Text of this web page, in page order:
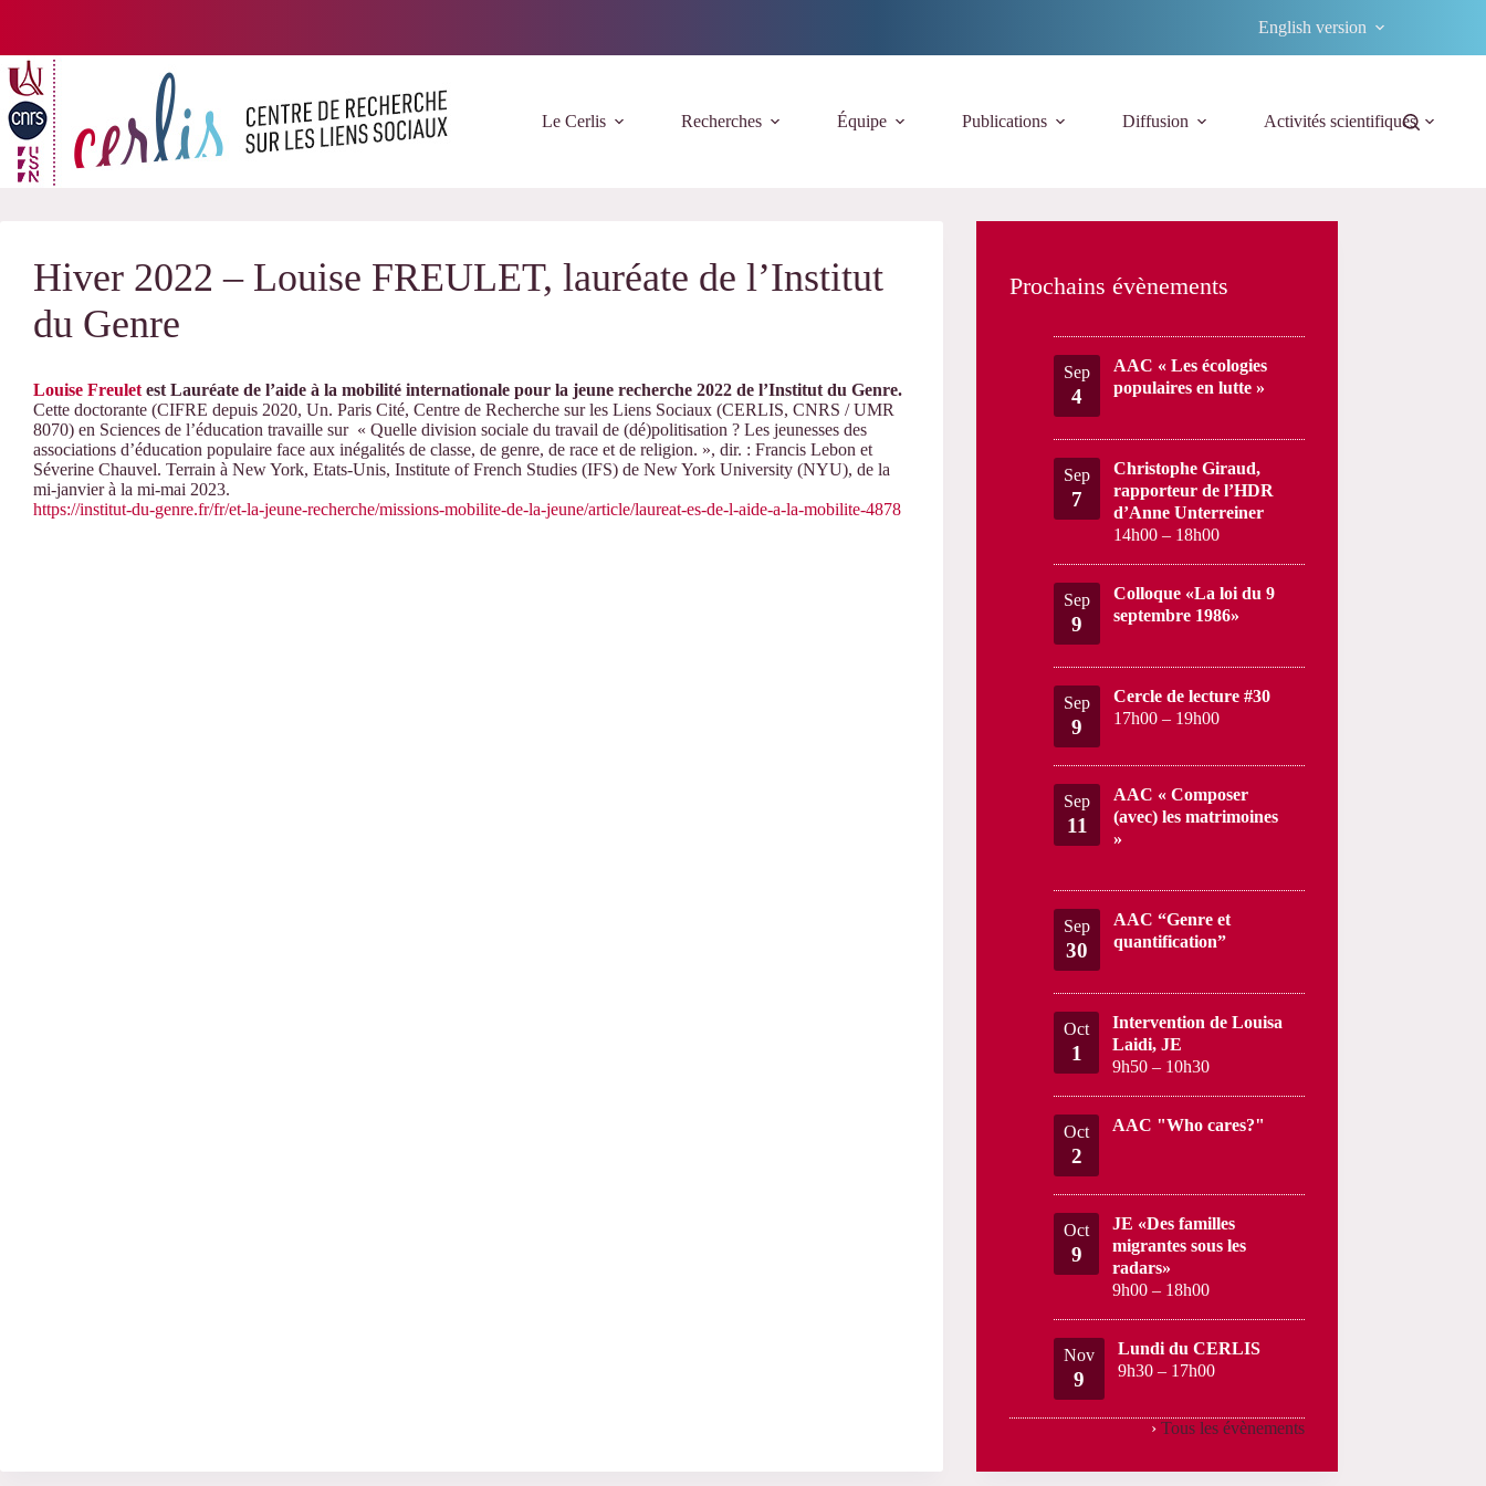
English version
Le Cerlis Recherches Équipe Publications Diffusion Activités scientifiques
Hiver 2022 – Louise FREULET, lauréate de l’Institut
du Genre
Louise Freulet est Lauréate de l’aide à la mobilité internationale pour la jeune recherche 2022 de l’Institut du Genre.
Cette doctorante (CIFRE depuis 2020, Un. Paris Cité, Centre de Recherche sur les Liens Sociaux (CERLIS, CNRS / UMR
8070) en Sciences de l’éducation travaille sur « Quelle division sociale du travail de (dé)politisation ? Les jeunesses des
associations d’éducation populaire face aux inégalités de classe, de genre, de race et de religion. », dir. : Francis Lebon et
Séverine Chauvel. Terrain à New York, Etats-Unis, Institute of French Studies (IFS) de New York University (NYU), de la
mi-janvier à la mi-mai 2023.
https://institut-du-genre.fr/fr/et-la-jeune-recherche/missions-mobilite-de-la-jeune/article/laureat-es-de-l-aide-a-la-mobilite-4878
Prochains évènements
Sep
4
AAC « Les écologies
populaires en lutte »
Sep
7
Christophe Giraud,
rapporteur de l’HDR
d’Anne Unterreiner
14h00 – 18h00
Sep
9
Colloque «La loi du 9
septembre 1986»
Sep
9
Cercle de lecture #30
17h00 – 19h00
Sep
11
AAC « Composer
(avec) les matrimoines
»
Sep
30
AAC “Genre et
quantification”
Oct
1
Intervention de Louisa
Laidi, JE
9h50 – 10h30
Oct
2
AAC "Who cares?"
Oct
9
JE «Des familles
migrantes sous les
radars»
9h00 – 18h00
Nov
9
Lundi du CERLIS
9h30 – 17h00
› Tous les évènements